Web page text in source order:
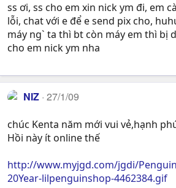
ss ơi, ss cho em xin nick ym đi, em
lỗi, chat với e để e send pix cho,
máy ng` ta thì bt còn máy em thì bị
cho em nick ym nha
NIZ 27/1/09
chúc Kenta năm mới vui vẻ,hạnh
Hồi này ít online thế
http://www.myjgd.com/jgdi/
20Year-lilpenguinshop-4462384.gif